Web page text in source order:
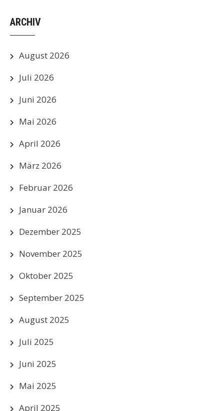
ARCHIV
August 2026
Juli 2026
Juni 2026
Mai 2026
April 2026
März 2026
Februar 2026
Januar 2026
Dezember 2025
November 2025
Oktober 2025
September 2025
August 2025
Juli 2025
Juni 2025
Mai 2025
April 2025